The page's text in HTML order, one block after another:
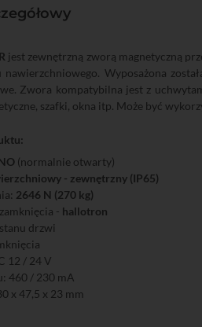
jest zewnętrzną zworą magnetyczną
nawierzchniowego. Wyposażona
Zwora kompatybilna jest z
szafki, okna itp. Może być
(normalnie otwarty)
- zewnętrzny (IP65)
2646 N (270 kg)
- hallotron
drzwi
12 / 24 V
460 / 230 mA
x 47,5 x 23 mm